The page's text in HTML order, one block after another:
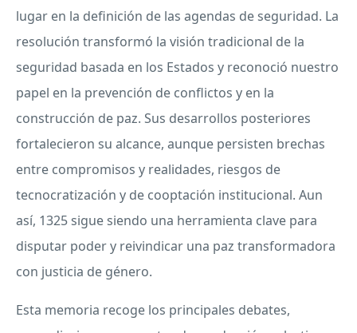
lugar en la definición de las agendas de seguridad. La
resolución transformó la visión tradicional de la
seguridad basada en los Estados y reconoció nuestro
papel en la prevención de conflictos y en la
construcción de paz. Sus desarrollos posteriores
fortalecieron su alcance, aunque persisten brechas
entre compromisos y realidades, riesgos de
tecnocratización y de cooptación institucional. Aun
así, 1325 sigue siendo una herramienta clave para
disputar poder y reivindicar una paz transformadora
con justicia de género.
Esta memoria recoge los principales debates,